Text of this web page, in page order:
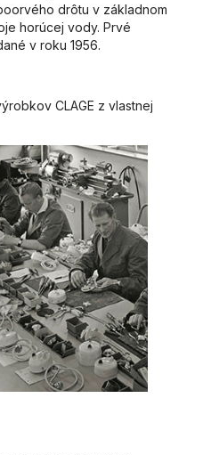
drôtu v základnom
horúcej vody. Prvé
v roku 1956.
CLAGE z vlastnej